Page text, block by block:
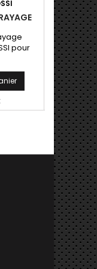
pour
125 ....
!
variateur

